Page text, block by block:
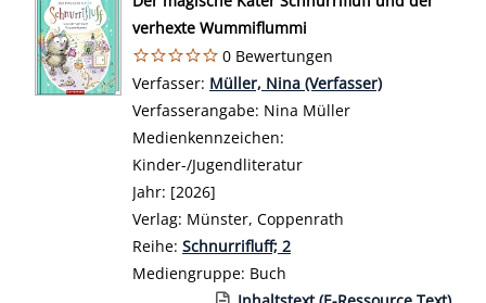
verhexte Wummiflummi
0 Bewertungen
Verfasser: Suche nach diesem Verfasser
Müller, Nina (Verfasser)
Verfasserangabe: Nina Müller
Medienkennzeichen:
Kinder-/Jugendliteratur
Jahr: [2026]
Verlag: Münster, Coppenrath
Reihe: Schnurrifluff; 2
Mediengruppe: Buch